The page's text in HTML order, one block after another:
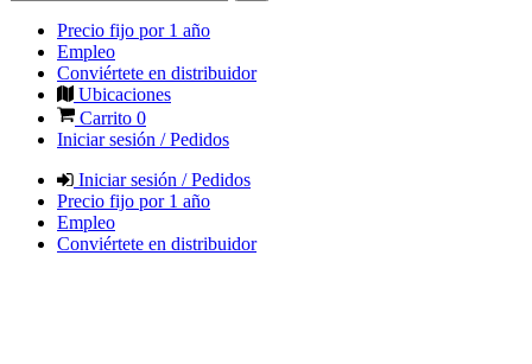
Precio fijo por 1 año
Empleo
Conviértete en distribuidor
Ubicaciones
Carrito 0
Iniciar sesión / Pedidos
Iniciar sesión / Pedidos
Precio fijo por 1 año
Empleo
Conviértete en distribuidor